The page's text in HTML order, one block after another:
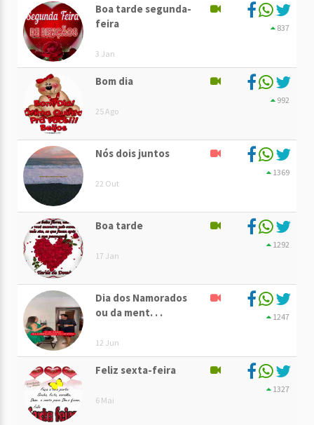
Boa tarde segunda-
feira
3 Jan
837
Bom dia
25 Ago
992
Nós dois juntos
22 Out
1369
Boa tarde
17 Jan
1292
Dia dos Namorados
ou da ment. . .
12 Jun
1247
Feliz sexta-feira
6 Mai
1327